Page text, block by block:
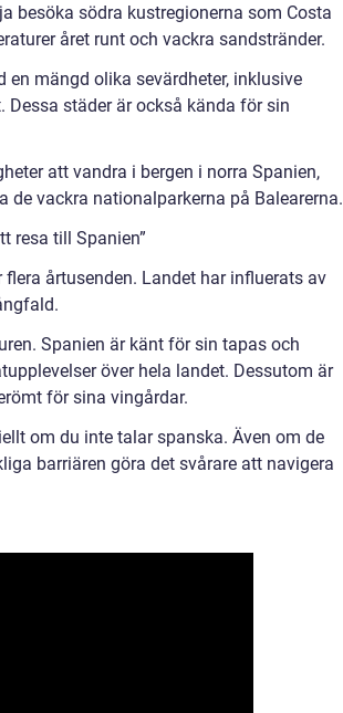
besöka södra kustregionerna som Costa
året runt och vackra sandstränder.
en mängd olika sevärdheter, inklusive
städer är också kända för sin
att vandra i bergen i norra Spanien,
vackra nationalparkerna på Balearerna.
resa till Spanien”
årtusenden. Landet har influerats av
Spanien är känt för sin tapas och
över hela landet. Dessutom är
för sina vingårdar.
om du inte talar spanska. Även om de
barriären göra det svårare att navigera